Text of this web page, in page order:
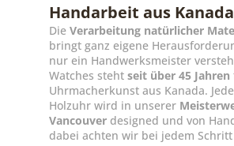
Handarbeit aus Kanada
Die Verarbeitung natürlicher
bringt ganz eigene
nur ein Handwerksmeister
Watches steht seit über 45 Jahren
Uhrmacherkunst aus Kanada.
Holzuhr wird in unserer
Vancouver designed und von
dabei achten wir bei jedem